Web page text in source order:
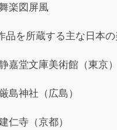
舞楽図屏風
品を所蔵する主な日本
嘉堂文庫美術館（東京）
厳島神社（広島）
仁寺（京都）